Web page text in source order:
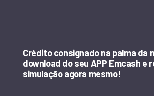
Crédito consignado na palma da
download do seu APP Emcash e
simulação agora mesmo!